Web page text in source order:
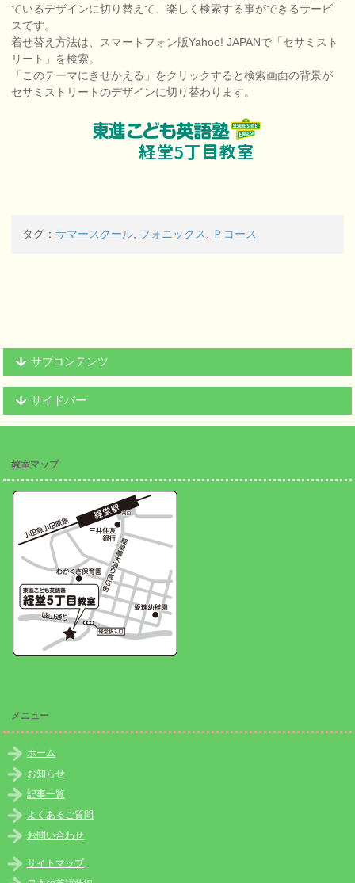
ているデザインに切り替えて、楽しく検索する事ができるサービ
スです。
着せ替え方法は、スマートフォン版Yahoo! JAPANで「セサミスト
リート」を検索。
「このテーマにきせかえる」をクリックすると検索画面の背景が
セサミストリートのデザインに切り替わります。
タグ：サマースクール フォニックス Ｐコース
サブコンテンツ
サイドバー
教室マップ
メニュー
ホーム
お知らせ
記事一覧
よくあるご質問
お問い合わせ
サイトマップ